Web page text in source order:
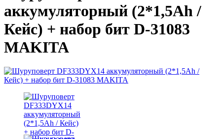
аккумуляторный (2*1,5Ah /
Кейс) + набор бит D-31083
MAKITA